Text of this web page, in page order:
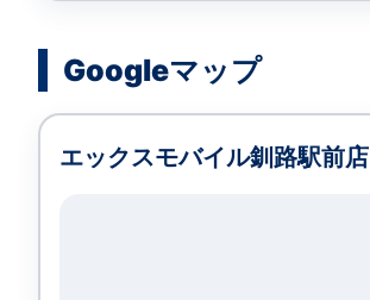
Googleマップ
エックスモバイル釧路駅前店